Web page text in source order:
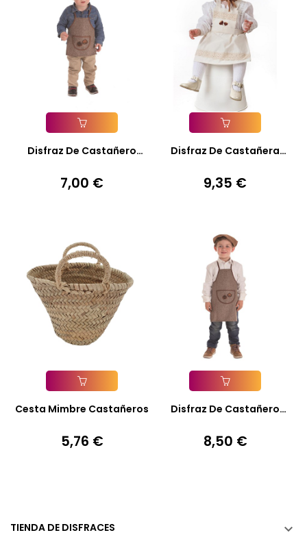
Añadir A La Cesta
Disfraz De Castañero
Precio
7,00 €
Añadir A La Cesta
Disfraz De Castañera
Precio
9,35 €
Añadir A La Cesta
Cesta Mimbre Castañeros
Precio
5,76 €
Añadir A La Cesta
Disfraz De Castañero
Precio
8,50 €
TIENDA DE DISFRACES 